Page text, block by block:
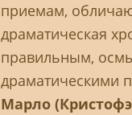
приемам,
драматическая
правильным,
драматическими
Марло